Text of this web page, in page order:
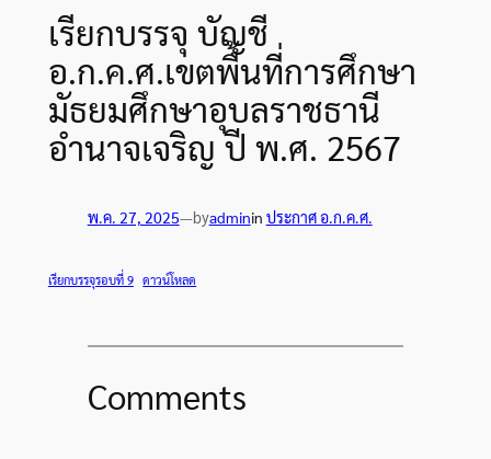
เรียกบรรจุ บัญชี
อ.ก.ค.ศ.เขตพื้นที่การศึกษา
มัธยมศึกษาอุบลราชธานี
อำนาจเจริญ ปี พ.ศ. 2567
พ.ค. 27, 2025—byadminin ประกาศ อ.ก.ค.ศ.
เรียกบรรจุรอบที่ 9 ดาวน์โหลด
Comments